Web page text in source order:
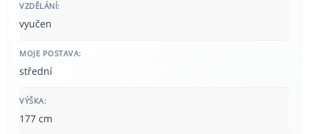
VZDĚLÁNÍ:
vyučen
MOJE POSTAVA:
střední
VÝŠKA:
177 cm